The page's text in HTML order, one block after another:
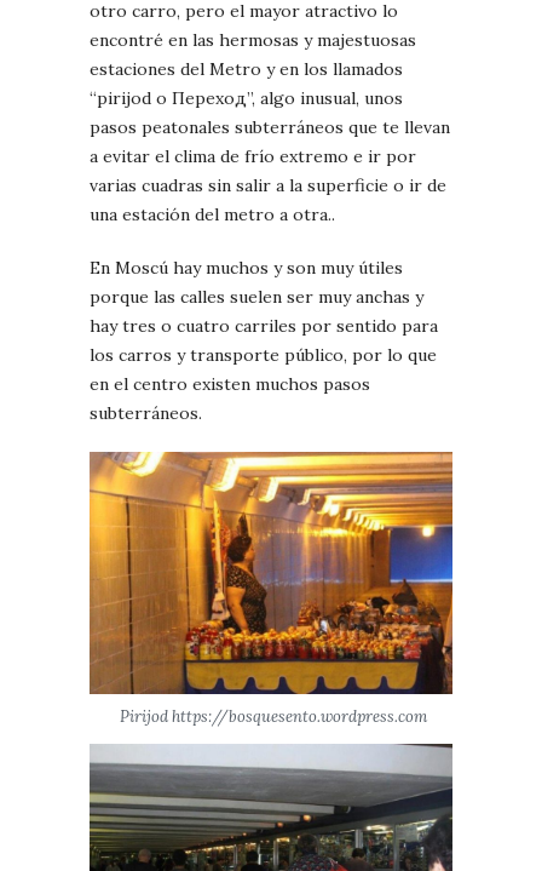
otro carro, pero el mayor atractivo lo
encontré en las hermosas y majestuosas
estaciones del Metro y en los llamados
“pirijod o Переход”, algo inusual, unos
pasos peatonales subterráneos que te llevan
a evitar el clima de frío extremo e ir por
varias cuadras sin salir a la superficie o ir de
una estación del metro a otra..
En Moscú hay muchos y son muy útiles
porque las calles suelen ser muy anchas y
hay tres o cuatro carriles por sentido para
los carros y transporte público, por lo que
en el centro existen muchos pasos
subterráneos.
Pirijod https://bosquesento.wordpress.com